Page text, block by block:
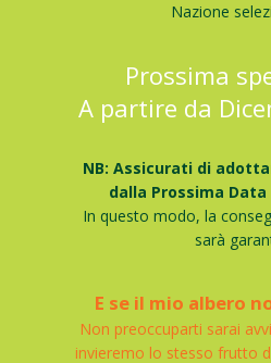
Nazione
Prossima
A partire da
NB: Assicurati di
dalla Prossima Data
In questo modo, la
sarà
E se il mio albero
Non preoccuparti sarai
invieremo lo stesso frutto